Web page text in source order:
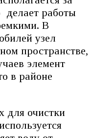
делает работы
В
узел
пространстве,
элемент
в районе
для очистки